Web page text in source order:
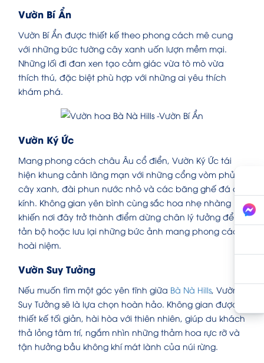
Vườn Bí Ẩn
Vườn Bí Ẩn được thiết kế theo phong cách mê cung
với những bức tường cây xanh uốn lượn mềm mại.
Những lối đi đan xen tạo cảm giác vừa tò mò vừa
thích thú, đặc biệt phù hợp với những ai yêu thích
khám phá.
Vườn Ký Ức
Mang phong cách châu Âu cổ điển, Vườn Ký Ức tái
hiện khung cảnh lãng mạn với những cổng vòm phủ
cây xanh, đài phun nước nhỏ và các băng ghế đá cổ
kính. Không gian yên bình cùng sắc hoa nhẹ nhàng
khiến nơi đây trở thành điểm dừng chân lý tưởng để
tản bộ hoặc lưu lại những bức ảnh mang phong cách
hoài niệm.
Vườn Suy Tưởng
Nếu muốn tìm một góc yên tĩnh giữa Bà Nà Hills, Vườn
Suy Tưởng sẽ là lựa chọn hoàn hảo. Không gian được
thiết kế tối giản, hài hòa với thiên nhiên, giúp du khách
thả lỏng tâm trí, ngắm nhìn những thảm hoa rực rỡ và
tận hưởng bầu không khí mát lành của núi rừng.